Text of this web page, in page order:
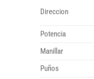
Direccion
Potencia
Manillar
Puños